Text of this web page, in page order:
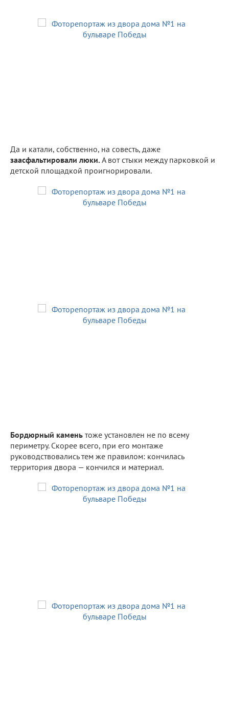
Да и катали, собственно, на совесть, даже
заасфальтировали люки. А вот стыки между парковкой и
детской площадкой проигнорировали.
Бордюрный камень тоже установлен не по всему
периметру. Скорее всего, при его монтаже
руководствовались тем же правилом: кончилась
территория двора — кончился и материал.